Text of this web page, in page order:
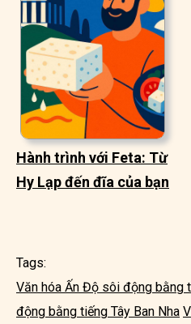
Hành trình với Feta: Từ
Hy Lạp đến đĩa của bạn
Tags:
Văn hóa Ấn Độ sôi động bằng
động bằng tiếng Tây Ban Nha